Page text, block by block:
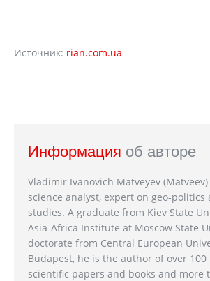
Источник: rian.com.ua
Информация об авторе
Vladimir Ivanovich Matveyev
science analyst, expert on geo-politics
studies. A graduate from Kiev State
Asia-Africa Institute at Moscow State
doctorate from Central European
Budapest, he is the author of over
scientific papers and books and more